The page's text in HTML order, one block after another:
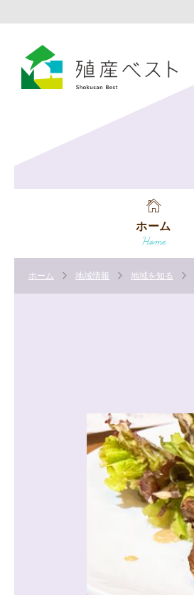
ホーム
Home
ホーム 地域情報 地域を知る